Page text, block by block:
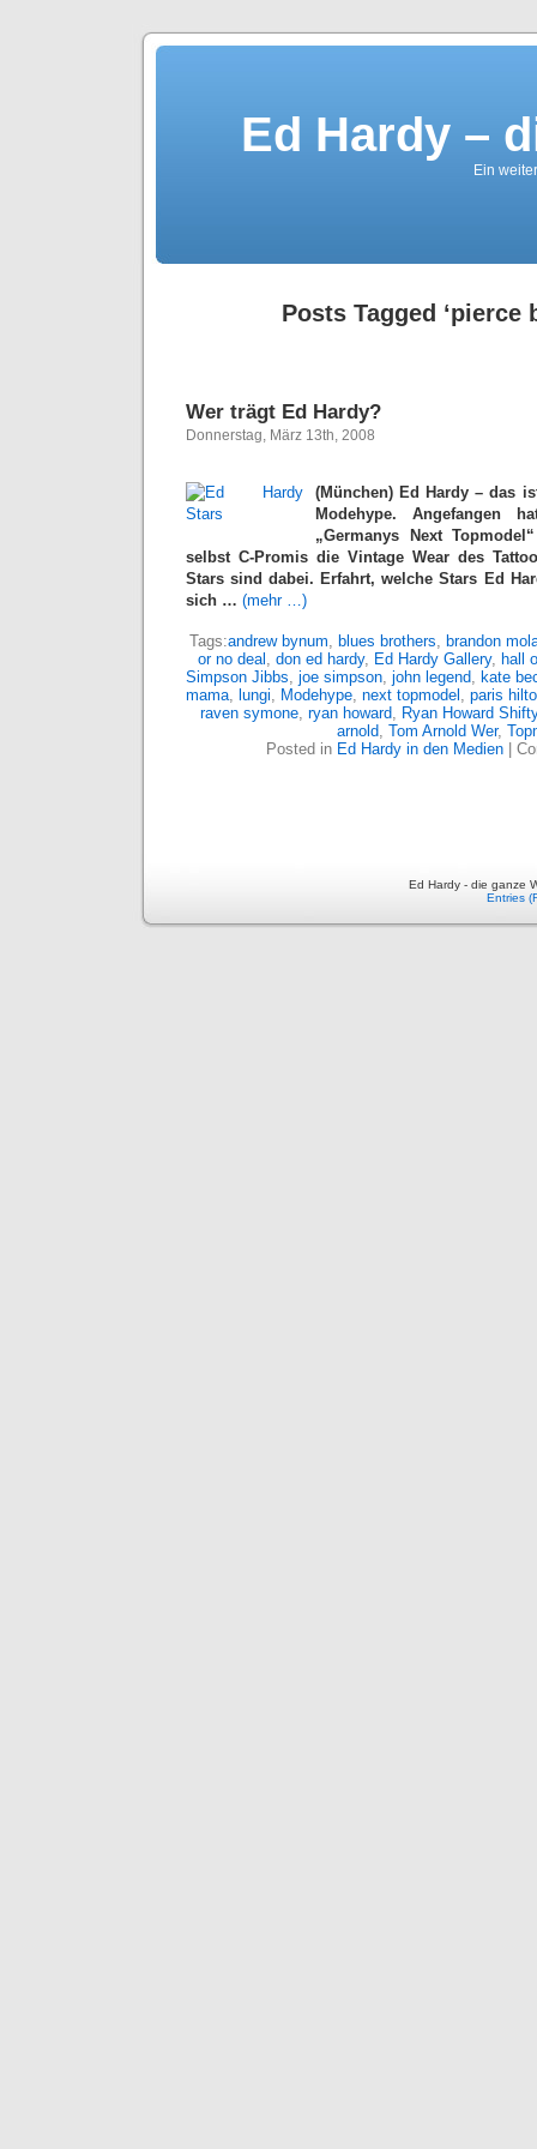
Ed Hardy –
Ein
Posts Tagged ‘pierce
Wer trägt Ed Hardy?
Donnerstag, März 13th, 2008
(München) Ed Hardy – das
Modehype. Angefangen
„Germanys Next
selbst C-Promis die Vintage Wear des
Stars sind dabei. Erfahrt, welche Stars Ed
sich … (mehr …)
Tags:andrew bynum, blues brothers, brandon
or no deal , don ed hardy, Ed Hardy Gallery, hall
Simpson Jibbs, joe simpson, john legend, kate
mama, lungi, Modehype, next topmodel , paris
raven symone, ryan howard, Ryan Howard Shifty
arnold, Tom Arnold Wer,
Posted in Ed Hardy in den Medien
Ed Hardy - die ganze
Entries